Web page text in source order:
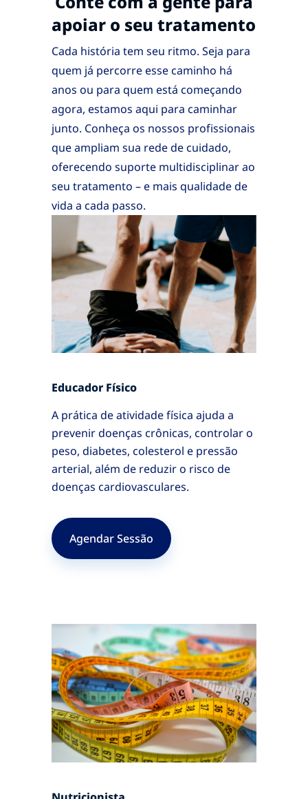
apoiar o seu tratamento
Cada história tem seu ritmo. Seja para
quem já percorre esse caminho há
anos ou para quem está começando
agora, estamos aqui para caminhar
junto. Conheça os nossos profissionais
que ampliam sua rede de cuidado,
oferecendo suporte multidisciplinar ao
seu tratamento – e mais qualidade de
vida a cada passo.
Educador Físico
A prática de atividade física ajuda a
prevenir doenças crônicas, controlar o
peso, diabetes, colesterol e pressão
arterial, além de reduzir o risco de
doenças cardiovasculares.
Agendar Sessão